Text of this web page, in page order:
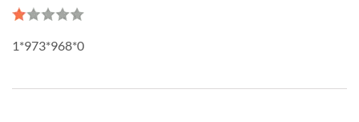
1*973*968*0